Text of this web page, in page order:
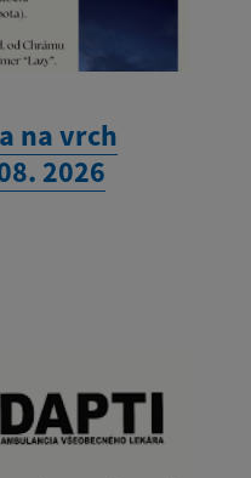
na vrch
2026